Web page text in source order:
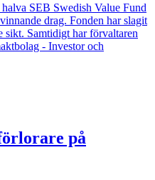
SEB Swedish Value Fund
drag. Fonden har slagit
sikt. Samtidigt har förvaltaren
- Investor och
på